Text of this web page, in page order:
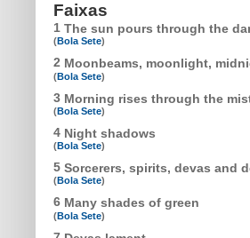
Faixas
1 The sun pours through the
(Bola Sete)
2 Moonbeams, moonlight,
(Bola Sete)
3 Morning rises through the
(Bola Sete)
4 Night shadows
(Bola Sete)
5 Sorcerers, spirits, devas and
(Bola Sete)
6 Many shades of green
(Bola Sete)